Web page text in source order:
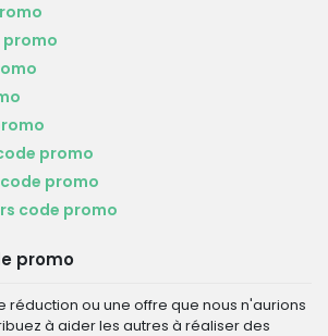
promo
promo
promo
code promo
promo
réduction ou une offre que nous n'aurions
à aider les autres à réaliser des